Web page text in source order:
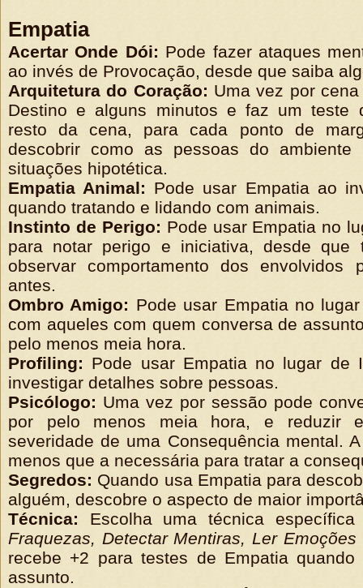
Empatia
Acertar Onde Dói: Pode fazer ataques
ao invés de Provocação, desde que saiba
Arquitetura do Coração: Uma vez por
Destino e alguns minutos e faz um teste
resto da cena, para cada ponto de
descobrir como as pessoas do ambiente
situações hipotética.
Empatia Animal: Pode usar Empatia ao
quando tratando e lidando com animais.
Instinto de Perigo: Pode usar Empatia no
para notar perigo e iniciativa, desde que
observar comportamento dos envolvidos
antes.
Ombro Amigo: Pode usar Empatia no
com aqueles com quem conversa de
pelo menos meia hora.
Profiling: Pode usar Empatia no lugar de
investigar detalhes sobre pessoas.
Psicólogo: Uma vez por sessão pode
por pelo menos meia hora, e reduzir
severidade de uma Consequência mental.
menos que a necessária para tratar a
Segredos: Quando usa Empatia para
alguém, descobre o aspecto de maior
Técnica:
Escolha uma técnica
Fraquezas, Detectar Mentiras, Ler Emoções
recebe +2 para testes de Empatia
assunto.